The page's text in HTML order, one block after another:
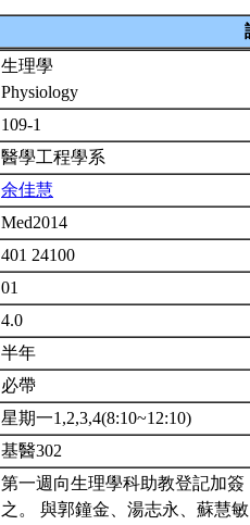
生理學
Physiology
109-1
醫學工程學系
余佳慧
Med2014
401 24100
01
4.0
半年
必帶
星期一1,2,3,4(8:10~12:10)
基醫302
第一週向生理學科助教登記加
之。 與郭鐘金、湯志永、蘇慧